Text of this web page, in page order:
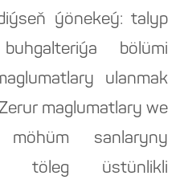
ýönekeý: talyp
bölümi
ulanmak
maglumatlary we
sanlaryny
töleg üstünlikli